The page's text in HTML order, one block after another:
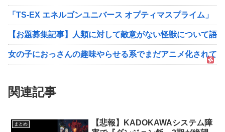
「TS-EX エネルゴンユニバース オプティマスプライム」
【お題募集記事】人類に対して敵意がない怪獣について語
女の子におっさんの趣味やらせる系でまだアニメ化されて
関連記事
まとめ
【悲報】KADOKAWAシステム障